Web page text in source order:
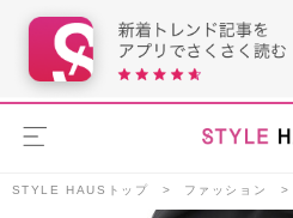
STYLE HAUSトップ ファッション